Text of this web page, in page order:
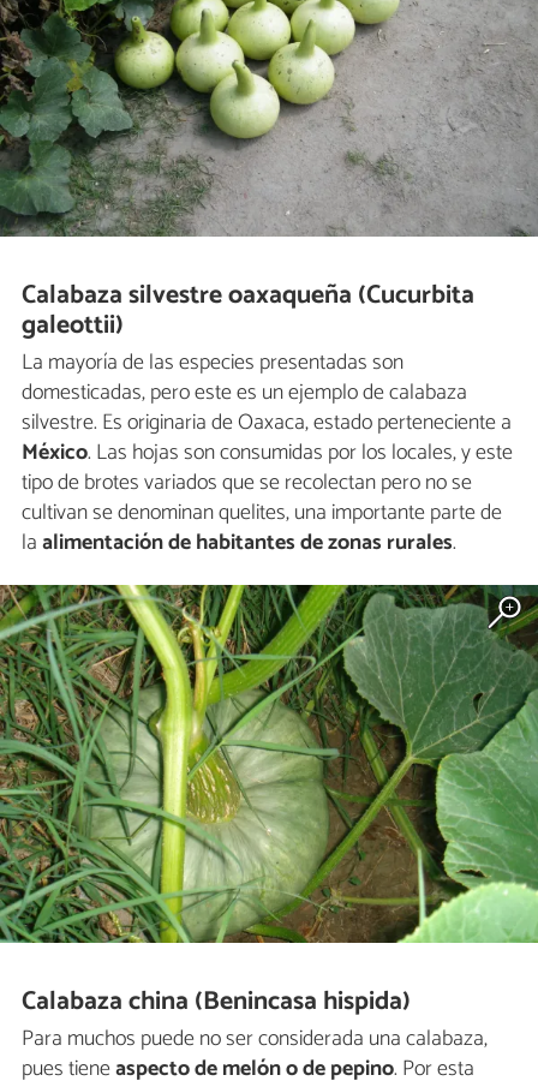
Calabaza silvestre oaxaqueña (Cucurbita
galeottii)
La mayoría de las especies presentadas son
domesticadas, pero este es un ejemplo de calabaza
silvestre. Es originaria de Oaxaca, estado perteneciente a
México. Las hojas son consumidas por los locales, y este
tipo de brotes variados que se recolectan pero no se
cultivan se denominan quelites, una importante parte de
laalimentación de habitantes de zonas rurales.
Calabaza china (Benincasa hispida)
Para muchos puede no ser considerada una calabaza,
pues tieneaspecto de melón o de pepino. Por esta